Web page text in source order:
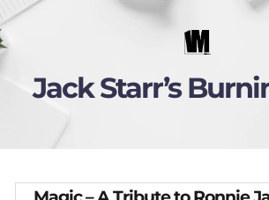
Jack Starr’s